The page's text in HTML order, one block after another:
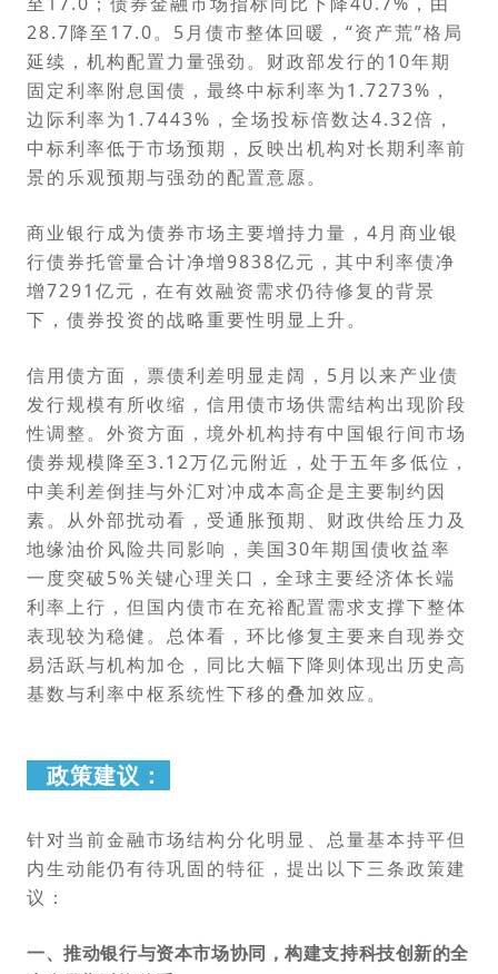
28.7降至17.0。5月债市整体回暖，“资产荒”格局
延续，机构配置力量强劲。财政部发行的10年期
固定利率附息国债，最终中标利率为1.7273%，
边际利率为1.7443%，全场投标倍数达4.32倍，
中标利率低于市场预期，反映出机构对长期利率前
景的乐观预期与强劲的配置意愿。
商业银行成为债券市场主要增持力量，4月商业银
行债券托管量合计净增9838亿元，其中利率债净
增7291亿元，在有效融资需求仍待修复的背景
下，债券投资的战略重要性明显上升。
信用债方面，票债利差明显走阔，5月以来产业债
发行规模有所收缩，信用债市场供需结构出现阶段
性调整。外资方面，境外机构持有中国银行间市场
债券规模降至3.12万亿元附近，处于五年多低位，
中美利差倒挂与外汇对冲成本高企是主要制约因
素。从外部扰动看，受通胀预期、财政供给压力及
地缘油价风险共同影响，美国30年期国债收益率
一度突破5%关键心理关口，全球主要经济体长端
利率上行，但国内债市在充裕配置需求支撑下整体
表现较为稳健。总体看，环比修复主要来自现券交
易活跃与机构加仓，同比大幅下降则体现出历史高
基数与利率中枢系统性下移的叠加效应。
政策建议：
针对当前金融市场结构分化明显、总量基本持平但
内生动能仍有待巩固的特征，提出以下三条政策建
议：
一、推动银行与资本市场协同，构建支持科技创新的全